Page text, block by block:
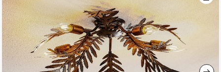
végére